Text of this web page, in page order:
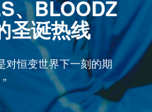
、BLOODZ
圣诞热线
对恒变世界下一刻的期